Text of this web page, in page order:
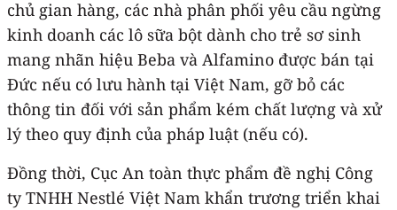
chủ gian hàng, các nhà phân phối yêu cầu ngừng
kinh doanh các lô sữa bột dành cho trẻ sơ sinh
mang nhãn hiệu Beba và Alfamino được bán tại
Đức nếu có lưu hành tại Việt Nam, gỡ bỏ các
thông tin đối với sản phẩm kém chất lượng và xử
lý theo quy định của pháp luật (nếu có).
Đồng thời, Cục An toàn thực phẩm đề nghị Công
ty TNHH Nestlé Việt Nam khẩn trương triển khai